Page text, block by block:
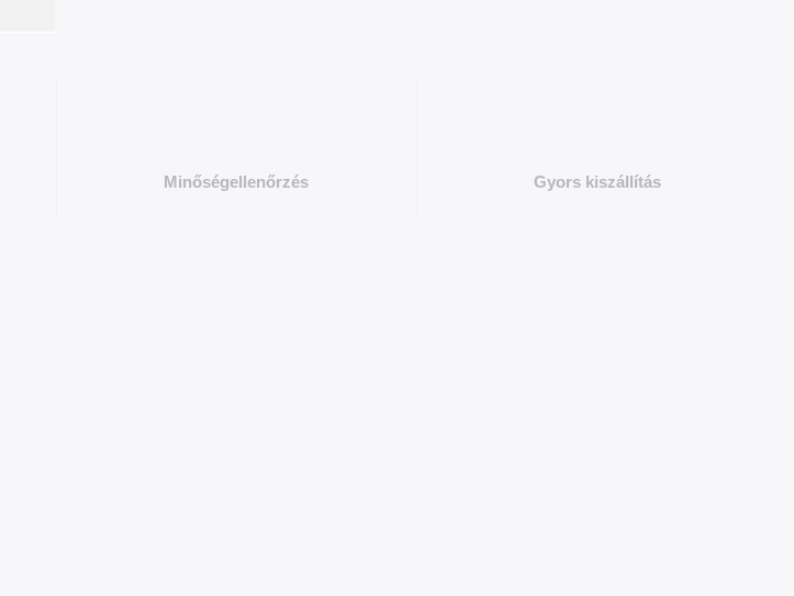
Minőségellenőrzés Gyors kiszállítás